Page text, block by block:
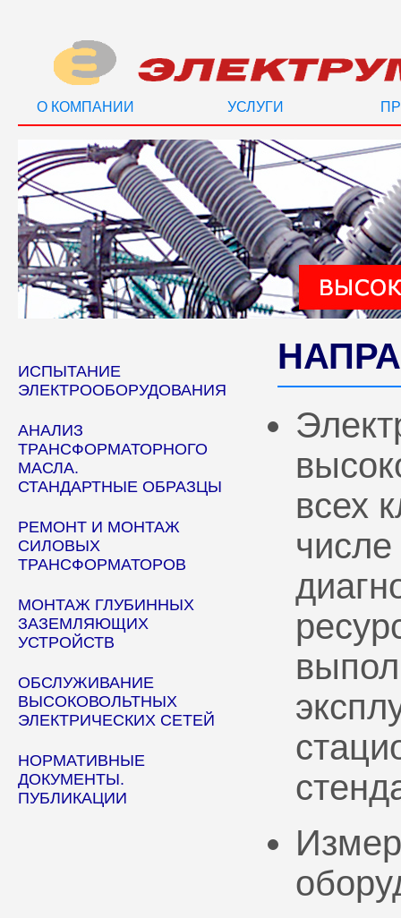
О КОМПАНИИ УСЛУГИ
ИСПЫТАНИЕ
ЭЛЕКТРООБОРУДОВАНИЯ
АНАЛИЗ
ТРАНСФОРМАТОРНОГО
МАСЛА.
СТАНДАРТНЫЕ ОБРАЗЦЫ
РЕМОНТ И МОНТАЖ
СИЛОВЫХ
ТРАНСФОРМАТОРОВ
МОНТАЖ ГЛУБИННЫХ
ЗАЗЕМЛЯЮЩИХ
УСТРОЙСТВ
ОБСЛУЖИВАНИЕ
ВЫСОКОВОЛЬТНЫХ
ЭЛЕКТРИЧЕСКИХ СЕТЕЙ
НОРМАТИВНЫЕ
ДОКУМЕНТЫ.
ПУБЛИКАЦИИ
всех